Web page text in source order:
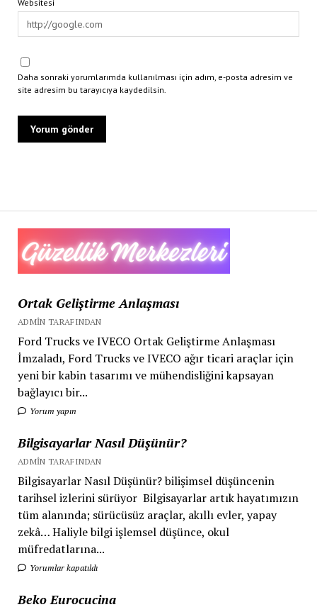
Ortak Geliştirme Anlaşması
ADMIN TARAFINDAN
Ford Trucks ve IVECO Ortak Geliştirme Anlaşması
İmzaladı, Ford Trucks ve IVECO ağır ticari araçlar için
yeni bir kabin tasarımı ve mühendisliğini kapsayan
bağlayıcı bir...
Yorum yapın
Bilgisayarlar Nasıl Düşünür?
ADMIN TARAFINDAN
Bilgisayarlar Nasıl Düşünür? bilişimsel düşüncenin
tarihsel izlerini sürüyor Bilgisayarlar artık hayatımızın
tüm alanında; sürücüsüz araçlar, akıllı evler, yapay
zekâ… Haliyle bilgi işlemsel düşünce, okul
müfredatlarına...
Yorumlar kapatıldı
Beko Eurocucina
Websitesi
Daha sonraki yorumlarımda kullanılması için adım, e-posta adresim ve
site adresim bu tarayıcıya kaydedilsin.